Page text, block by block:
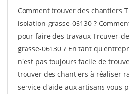
Comment trouver des chantiers
isolation-grasse-06130 ?
pour faire des travaux Trouver-
grasse-06130 ? En tant
n'est pas toujours facile de
trouver des chantiers à réaliser
service d'aide aux artisans vous